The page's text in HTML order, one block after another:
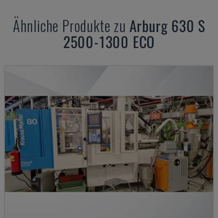
Ähnliche Produkte zu Arburg 630 S
2500-1300 ECO